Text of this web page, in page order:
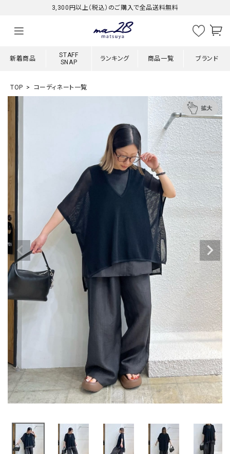
3,300円以上（税込）のご購入で全品送料無料
新着商品
STAFF
SNAP
ランキング 商品一覧 ブランド
TOP コーディネート一覧